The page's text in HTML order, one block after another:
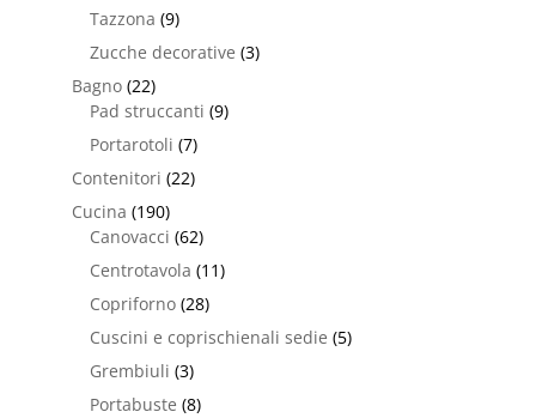
Tazzona (9)
Zucche decorative (3)
Bagno (22)
Pad struccanti (9)
Portarotoli (7)
Contenitori (22)
Cucina (190)
Canovacci (62)
Centrotavola (11)
Copriforno (28)
Cuscini e coprischienali sedie (5)
Grembiuli (3)
Portabuste (8)